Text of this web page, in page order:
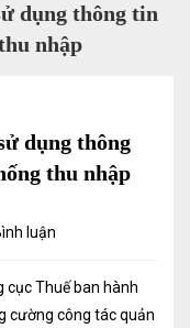
dụng thông tin
nhập
dụng thông
thu nhập
luận
Thuế ban hành
cường công tác quản